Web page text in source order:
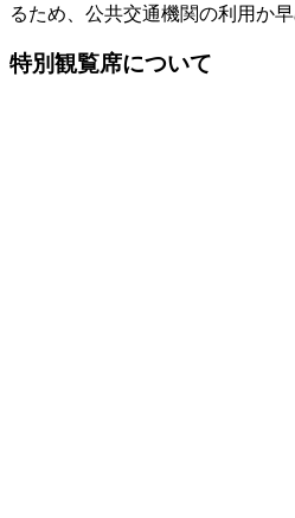
るため、公共交通機関の利用か
特別観覧席について